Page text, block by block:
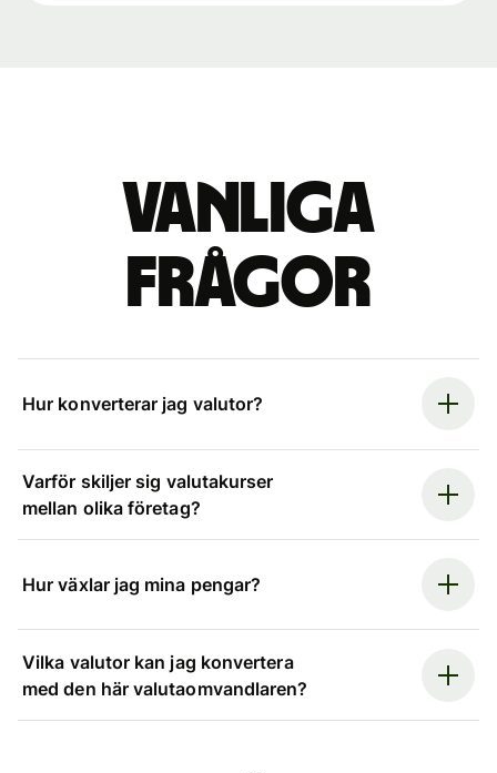
Vanliga
frågor
Hur konverterar jag valutor?
Varför skiljer sig valutakurser
mellan olika företag?
Hur växlar jag mina pengar?
Vilka valutor kan jag konvertera
med den här valutaomvandlaren?